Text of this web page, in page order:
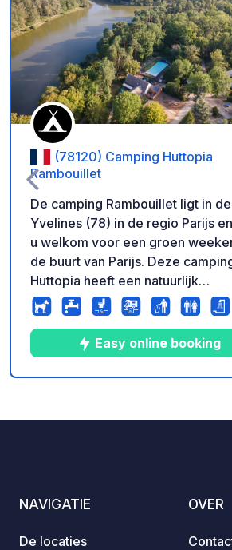
(78120) Camping Huttopia
Rambouillet
De camping Rambouillet ligt in de
Yvelines (78) in de regio Parijs
u welkom voor een groen
de buurt van Parijs. Deze
Huttopia heeft een natuurlijk
(ecologisch) zwembad en is een
plaats voor een verblijf in het
bijzondere gemeentelijke bos aan
rand van het Etang d'Or. Er even
helemaal uit met uw gezin...
Easy online booking
NAVIGATIE
De locaties
OVER